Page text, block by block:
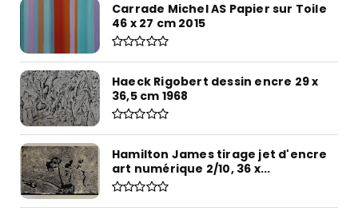
Carrade Michel AS Papier sur Toile
46 x 27 cm 2015
Haeck Rigobert dessin encre 29 x
36,5 cm 1968
Hamilton James tirage jet d'encre
art numérique 2/10, 36 x...